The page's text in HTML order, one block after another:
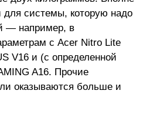
для системы, которую надо
— например, в
с Acer Nitro Lite
V16 и (с определенной
A16. Прочие
оказываются больше и